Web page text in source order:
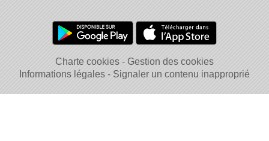
Charte cookies
Gestion des cookies
Informations légales
Signaler un contenu inapproprié